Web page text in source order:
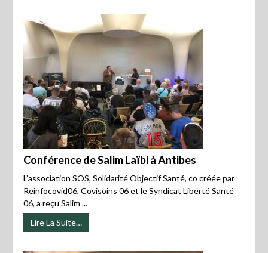
Conférence de Salim Laïbi à Antibes
L’association SOS, Solidarité Objectif Santé, co créée par
Reinfocovid06, Covisoins 06 et le Syndicat Liberté Santé
06, a reçu Salim ...
Lire La Suite…